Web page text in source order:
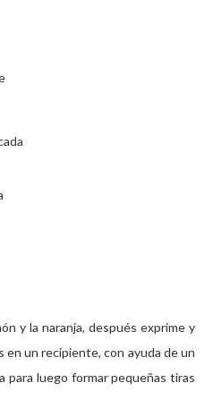
y la naranja, después exprime y
en un recipiente, con ayuda de un
para luego formar pequeñas tiras